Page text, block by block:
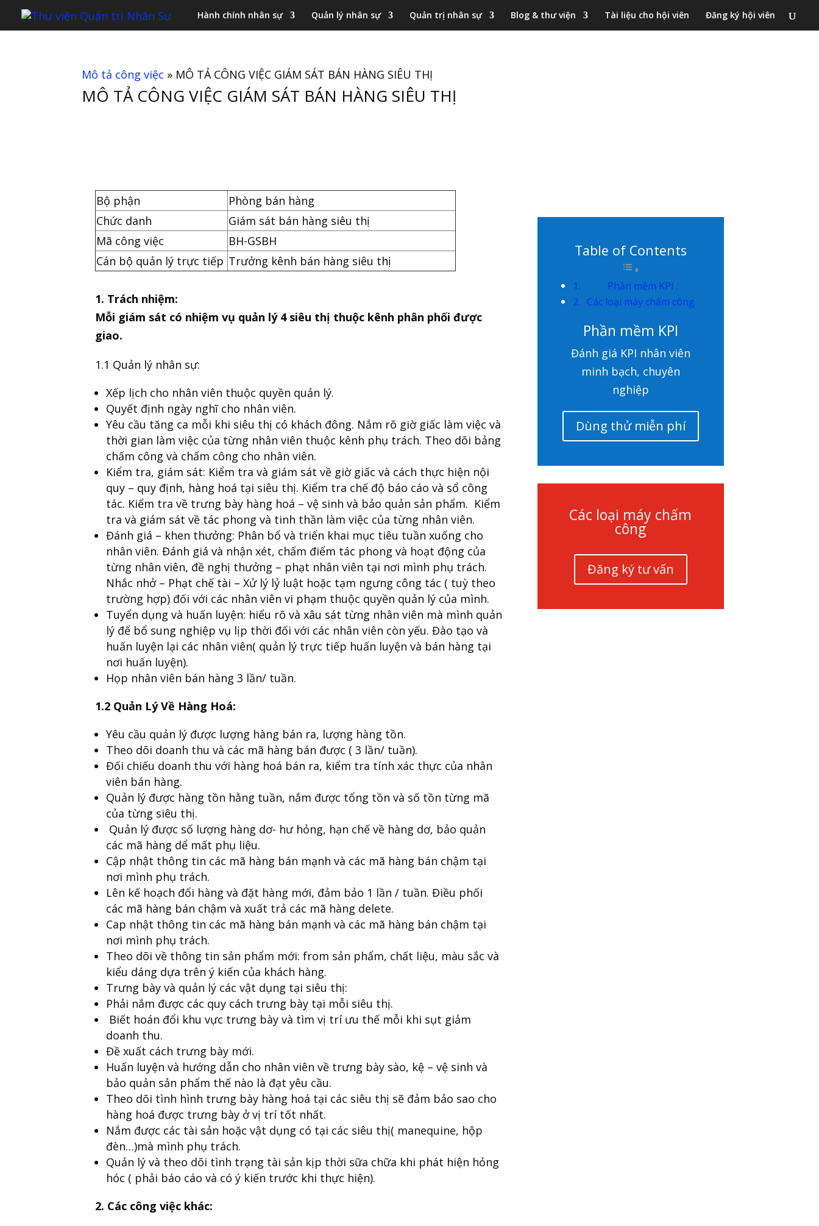
Hành chính nhân sự Quản lý nhân sự Quản trị nhân sự Blog & thư viện Tài liệu cho hội viên Đăng ký hội viên
Mô tả công việc » MÔ TẢ CÔNG VIỆC GIÁM SÁT BÁN HÀNG SIÊU THỊ
MÔ TẢ CÔNG VIỆC GIÁM SÁT BÁN HÀNG SIÊU THỊ
Bộ phận
Phòng bán hàng
Chức danh
Giám sát bán hàng siêu thị
Mã công việc
BH-GSBH
Cán bộ quản lý trực tiếp Trưởng kênh bán hàng siêu thị
1. Trách nhiệm:
Mỗi giám sát có nhiệm vụ quản lý 4 siêu thị thuộc kênh phân phối được
giao.
1.1 Quản lý nhân sự:
Xếp lịch cho nhân viên thuộc quyền quản lý.
Quyết định ngày nghĩ cho nhân viên.
Yêu cầu tăng ca mỗi khi siêu thị có khách đông. Nắm rõ giờ giấc làm việc và
thời gian làm việc của từng nhân viên thuộc kênh phụ trách. Theo dõi bảng
chấm công và chấm công cho nhân viên.
Kiểm tra, giám sát: Kiểm tra và giám sát về giờ giấc và cách thực hiện nội
quy – quy định, hàng hoá tại siêu thị. Kiểm tra chế độ báo cáo và sổ công
tác. Kiểm tra về trưng bày hàng hoá – vệ sinh và bảo quản sản phẩm. Kiểm
tra và giám sát về tác phong và tinh thần làm việc của từng nhân viên.
Đánh giá – khen thưởng: Phân bổ và triển khai mục tiêu tuần xuống cho
nhân viên. Đánh giá và nhận xét, chấm điểm tác phong và hoạt động của
từng nhân viên, đề nghị thưởng – phạt nhân viên tại nơi mình phụ trách.
Nhắc nhở – Phạt chế tài – Xử lý lỷ luật hoặc tạm ngưng công tác ( tuỳ theo
trường hợp) đối với các nhân viên vi phạm thuộc quyền quản lý của mình.
Tuyển dụng và huấn luyện: hiểu rõ và xâu sát từng nhân viên mà mình quản
lý để bổ sung nghiệp vụ lịp thời đối với các nhân viên còn yếu. Đào tạo và
huấn luyện lại các nhân viên( quản lý trực tiếp huấn luyện và bán hàng tại
nơi huấn luyện).
Họp nhân viên bán hàng 3 lần/ tuần.
1.2 Quản Lý Về Hàng Hoá:
Yêu cầu quản lý được lượng hàng bán ra, lượng hàng tồn.
Theo dõi doanh thu và các mã hàng bán được ( 3 lần/ tuần).
Đối chiếu doanh thu với hàng hoá bán ra, kiểm tra tính xác thực của nhân
viên bán hàng.
Quản lý được hàng tồn hằng tuần, nắm được tổng tồn và số tồn từng mã
của từng siêu thị.
Quản lý được số lượng hàng dơ- hư hỏng, hạn chế về hàng dơ, bảo quản
các mã hàng dể mất phụ liệu.
Cập nhật thông tin các mã hàng bán mạnh và các mã hàng bán chậm tại
nơi mình phụ trách.
Lên kế hoạch đổi hàng và đặt hàng mới, đảm bảo 1 lần / tuần. Điều phối
các mã hàng bán chậm và xuất trả các mã hàng delete.
Cap nhật thông tin các mã hàng bán mạnh và các mã hàng bán chậm tại
nơi mình phụ trách.
Theo dõi về thông tin sản phẩm mới: from sản phẩm, chất liệu, màu sắc và
kiểu dáng dựa trên ý kiến của khách hàng.
Trưng bày và quản lý các vật dụng tại siêu thị:
Phải nắm được các quy cách trưng bày tại mỗi siêu thị.
Biết hoán đổi khu vực trưng bày và tìm vị trí ưu thế mỗi khi sụt giảm
doanh thu.
Đề xuất cách trưng bày mới.
Huấn luyện và hướng dẫn cho nhân viên về trưng bày sào, kệ – vệ sinh và
bảo quản sản phẩm thế nào là đạt yêu cầu.
Theo dõi tình hình trưng bày hàng hoá tại các siêu thị sẽ đảm bảo sao cho
hàng hoá được trưng bày ở vị trí tốt nhất.
Nắm được các tài sản hoặc vật dụng có tại các siêu thị( manequine, hộp
đèn…)mà mình phụ trách.
Quản lý và theo dõi tình trạng tài sản kịp thời sữa chữa khi phát hiện hỏng
hóc ( phải báo cáo và có ý kiến trước khi thực hiện).
2. Các công việc khác:
Table of Contents
Phần mềm KPI
Các loại máy chấm công
Phần mềm KPI
Đánh giá KPI nhân viên
minh bạch, chuyên
nghiệp
Dùng thử miễn phí
Các loại máy chấm
công
Đăng ký tư vấn